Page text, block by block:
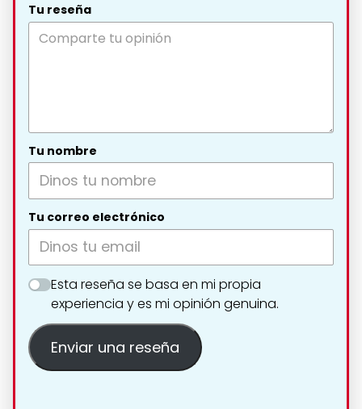
Tu reseña
Tu nombre
Tu correo electrónico
Esta reseña se basa en mi propia
experiencia y es mi opinión genuina.
Enviar una reseña